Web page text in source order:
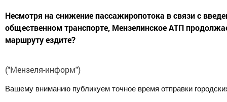
Несмотря на снижение пассажиропотока в связи с
общественном транспорте, Мензелинское АТП
маршруту ездите?
("Мензеля-информ")
Вашему вниманию публикуем точное время отправки